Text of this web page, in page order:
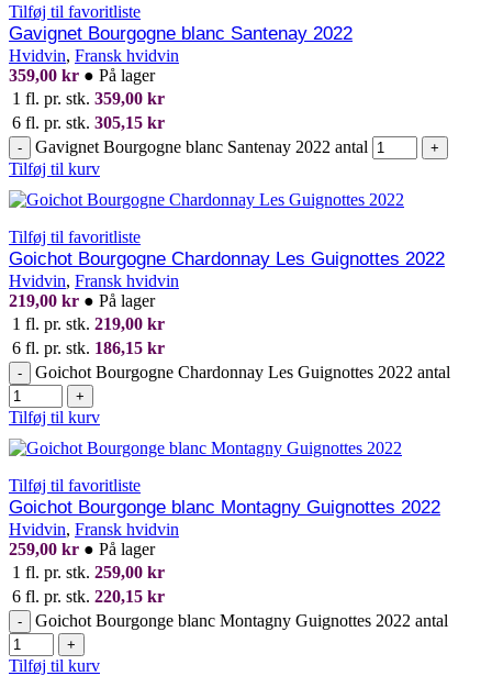
Tilføj til favoritliste
Gavignet Bourgogne blanc Santenay 2022
Hvidvin, Fransk hvidvin
359,00 kr ● På lager
1 fl. pr. stk. 359,00 kr
6 fl. pr. stk. 305,15 kr
- Gavignet Bourgogne blanc Santenay 2022 antal +
Tilføj til kurv
Tilføj til favoritliste
Goichot Bourgogne Chardonnay Les Guignottes 2022
Hvidvin, Fransk hvidvin
219,00 kr ● På lager
1 fl. pr. stk. 219,00 kr
6 fl. pr. stk. 186,15 kr
- Goichot Bourgogne Chardonnay Les Guignottes 2022 antal
+
Tilføj til kurv
Tilføj til favoritliste
Goichot Bourgonge blanc Montagny Guignottes 2022
Hvidvin, Fransk hvidvin
259,00 kr ● På lager
1 fl. pr. stk. 259,00 kr
6 fl. pr. stk. 220,15 kr
- Goichot Bourgonge blanc Montagny Guignottes 2022 antal
+
Tilføj til kurv